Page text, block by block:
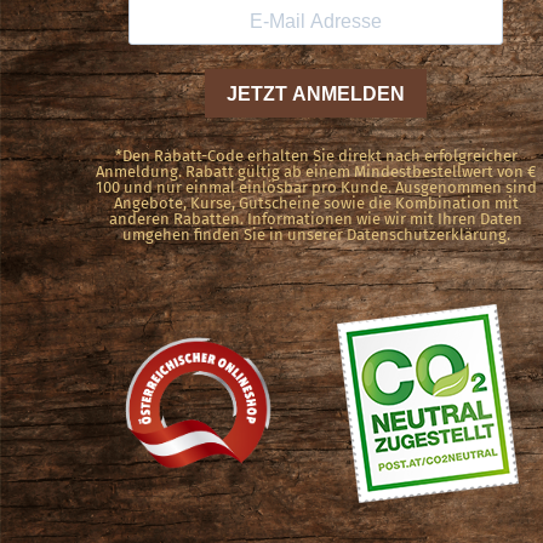
auf
der
Produktseite
gewählt
werden
*Den Rabatt-Code erhalten Sie direkt nach erfolgreicher
Anmeldung. Rabatt gültig ab einem Mindestbestellwert von €
100 und nur einmal einlösbar pro Kunde. Ausgenommen sind
Angebote, Kurse, Gutscheine sowie die Kombination mit
anderen Rabatten. Informationen wie wir mit Ihren Daten
umgehen finden Sie in unserer Datenschutzerklärung.